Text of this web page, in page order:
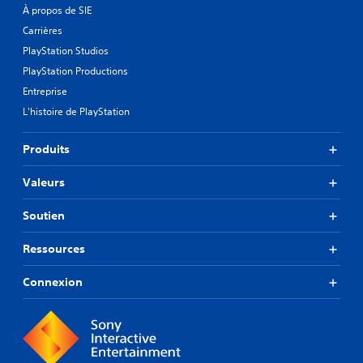
À propos de SIE
Carrières
PlayStation Studios
PlayStation Productions
Entreprise
L'histoire de PlayStation
Produits
Valeurs
Soutien
Ressources
Connexion